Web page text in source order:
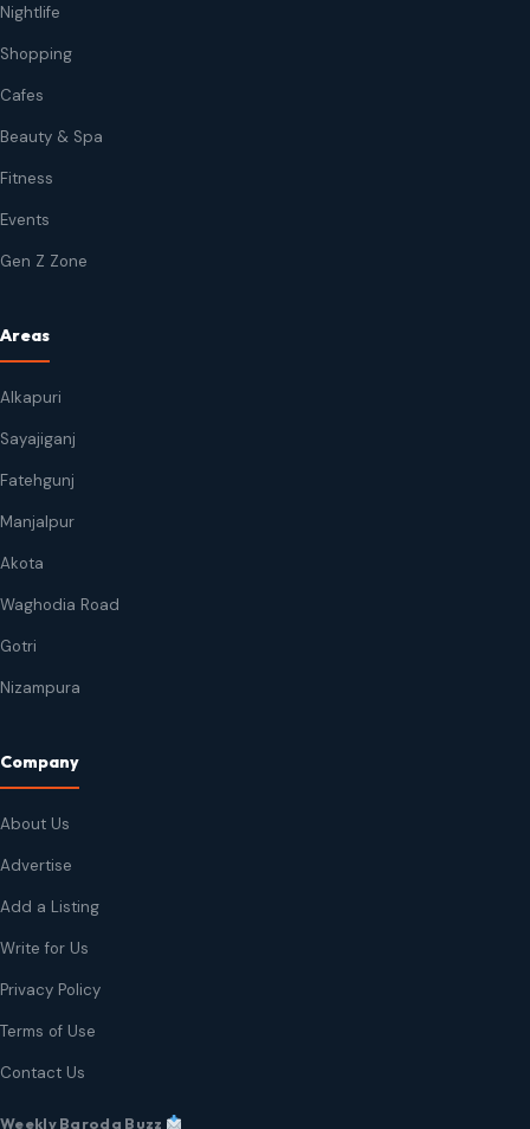
Nightlife
Shopping
Cafes
Beauty & Spa
Fitness
Events
Gen Z Zone
Areas
Alkapuri
Sayajiganj
Fatehgunj
Manjalpur
Akota
Waghodia Road
Gotri
Nizampura
Company
About Us
Advertise
Add a Listing
Write for Us
Privacy Policy
Terms of Use
Contact Us
Weekly Baroda Buzz